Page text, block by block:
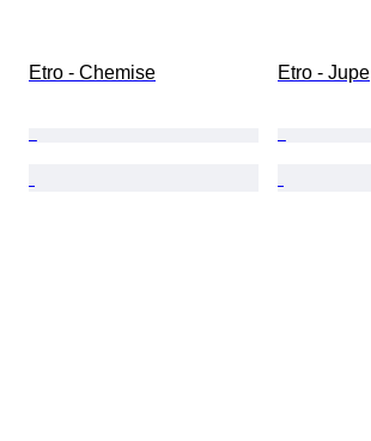
Etro - Chemise Etro - Jupe